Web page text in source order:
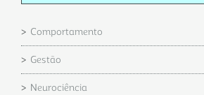
Comportamento
Gestão
Neurociência